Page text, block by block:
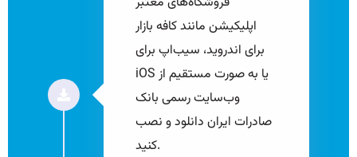
اپلیکیشن مانند کافه بازار
برای اندروید، سیب‌اپ برای
iOS یا به صورت مستقیم از
وب‌سایت رسمی بانک
صادرات ایران دانلود و نصب
کنید.